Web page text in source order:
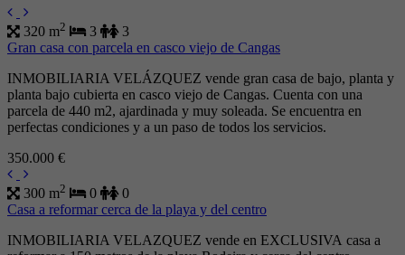
320 m2 3 3
Gran casa con parcela en casco viejo de Cangas
INMOBILIARIA VELÁZQUEZ vende gran casa de bajo, planta y
planta bajo cubierta en casco viejo de Cangas. Cuenta con una
parcela de 440 m2, ajardinada y muy soleada. Se encuentra en
perfectas condiciones y a un paso de todos los servicios.
350.000 €
300 m2 0 0
Casa a reformar cerca de la playa y del centro
INMOBILIARIA VELAZQUEZ vende en EXCLUSIVA casa a